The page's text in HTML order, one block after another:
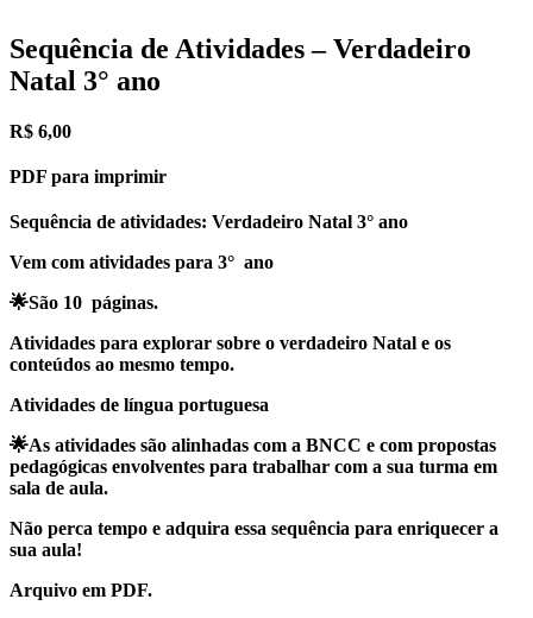
Sequência de Atividades – Verdadeiro
Natal 3° ano
R$ 6,00
PDF para imprimir
Sequência de atividades: Verdadeiro Natal 3° ano
Vem com atividades para 3° ano
🌟São 10 páginas.
Atividades para explorar sobre o verdadeiro Natal e os
conteúdos ao mesmo tempo.
Atividades de língua portuguesa
🌟As atividades são alinhadas com a BNCC e com propostas
pedagógicas envolventes para trabalhar com a sua turma em
sala de aula.
Não perca tempo e adquira essa sequência para enriquecer a
sua aula!
Arquivo em PDF.